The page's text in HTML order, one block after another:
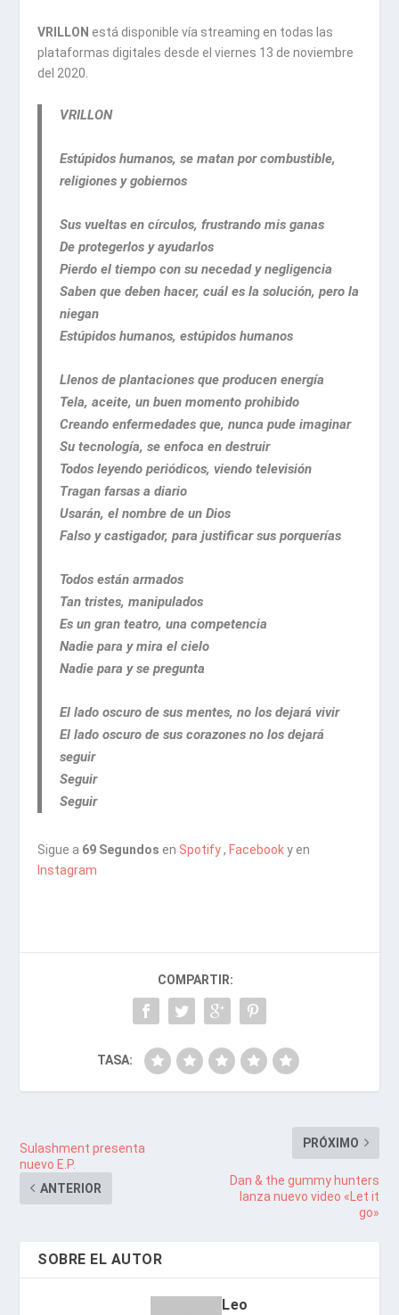
VRILLON está disponible vía streaming en todas las
plataformas digitales desde el viernes 13 de noviembre
del 2020.
VRILLON
Estúpidos humanos, se matan por combustible,
religiones y gobiernos
Sus vueltas en círculos, frustrando mis ganas
De protegerlos y ayudarlos
Pierdo el tiempo con su necedad y negligencia
Saben que deben hacer, cuál es la solución, pero la
niegan
Estúpidos humanos, estúpidos humanos
Llenos de plantaciones que producen energía
Tela, aceite, un buen momento prohibido
Creando enfermedades que, nunca pude imaginar
Su tecnología, se enfoca en destruir
Todos leyendo periódicos, viendo televisión
Tragan farsas a diario
Usarán, el nombre de un Dios
Falso y castigador, para justificar sus porquerías
Todos están armados
Tan tristes, manipulados
Es un gran teatro, una competencia
Nadie para y mira el cielo
Nadie para y se pregunta
El lado oscuro de sus mentes, no los dejará vivir
El lado oscuro de sus corazones no los dejará
seguir
Seguir
Seguir
Sigue a 69 Segundos en Spotify,Facebooky en
Instagram
COMPARTIR:
TASA:
Sulashment presenta
nuevo E.P.
ANTERIOR
PRÓXIMO
Dan & the gummy hunters
lanza nuevo video «Let it
go»
SOBRE EL AUTOR
Leo